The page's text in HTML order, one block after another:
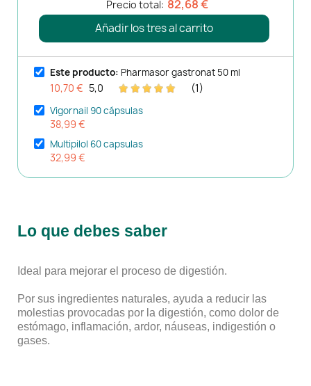
Precio total: 82,68 €
Añadir los tres al carrito
Este producto: Pharmasor gastronat 50 ml
10,70 € 5,0 (1)
Vigornail 90 cápsulas
38,99 €
Multipilol 60 capsulas
32,99 €
Lo que debes saber
Ideal para mejorar el proceso de digestión.
Por sus ingredientes naturales, ayuda a reducir las
molestias provocadas por la digestión, como dolor de
estómago, inflamación, ardor, náuseas, indigestión o
gases.